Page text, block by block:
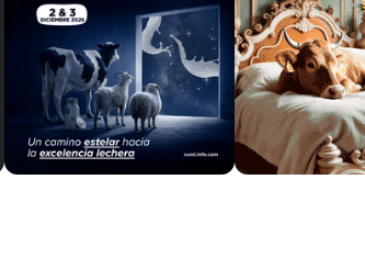
0304G.412C01.77041 de los
por un importe de doscientos mil
lo permiten, se podrá ampliar
€) sin necesidad de nueva